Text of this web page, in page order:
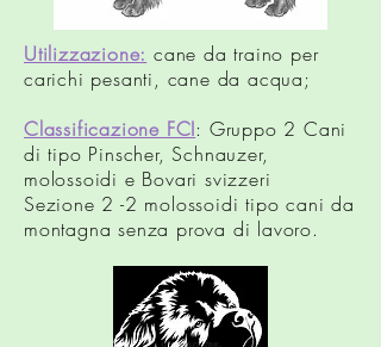
Utilizzazione: cane da traino per
carichi pesanti, cane da acqua;
Classificazione FCI: Gruppo 2 Cani
di tipo Pinscher, Schnauzer,
molossoidi e Bovari svizzeri
Sezione 2 -2 molossoidi tipo cani da
montagna senza prova di lavoro.